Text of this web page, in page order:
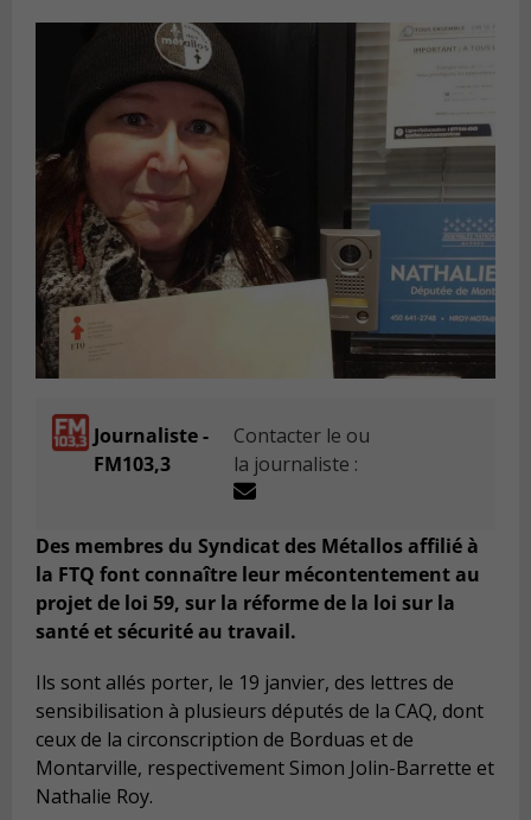
Journaliste -
FM103,3
Contacter le ou
la journaliste :
Des membres du Syndicat des Métallos affilié à
la FTQ font connaître leur mécontentement au
projet de loi 59, sur la réforme de la loi sur la
santé et sécurité au travail.
Ils sont allés porter, le 19 janvier, des lettres de
sensibilisation à plusieurs députés de la CAQ, dont
ceux de la circonscription de Borduas et de
Montarville, respectivement Simon Jolin-Barrette et
Nathalie Roy.